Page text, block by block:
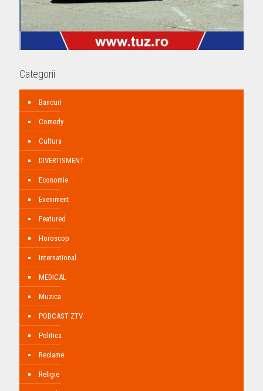
Categorii
Bancuri
Comedy
Cultura
DIVERTISMENT
Economie
Eveniment
Featured
Horoscop
International
MEDICAL
Muzica
PODCAST ZTV
Politica
Reclame
Religie